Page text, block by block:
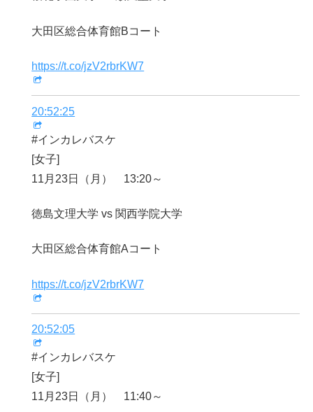
大田区総合体育館Bコート
https://t.co/jzV2rbrKW7
20:52:25
#インカレバスケ
[女子]
11月23日（月） 13:20～
徳島文理大学 vs 関西学院大学
大田区総合体育館Aコート
https://t.co/jzV2rbrKW7
20:52:05
#インカレバスケ
[女子]
11月23日（月） 11:40～